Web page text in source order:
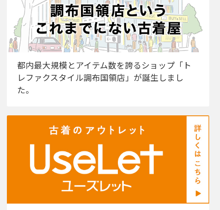
都内最大規模とアイテム数を誇るショップ「ト
レファクスタイル調布国領店」が誕生しまし
た。